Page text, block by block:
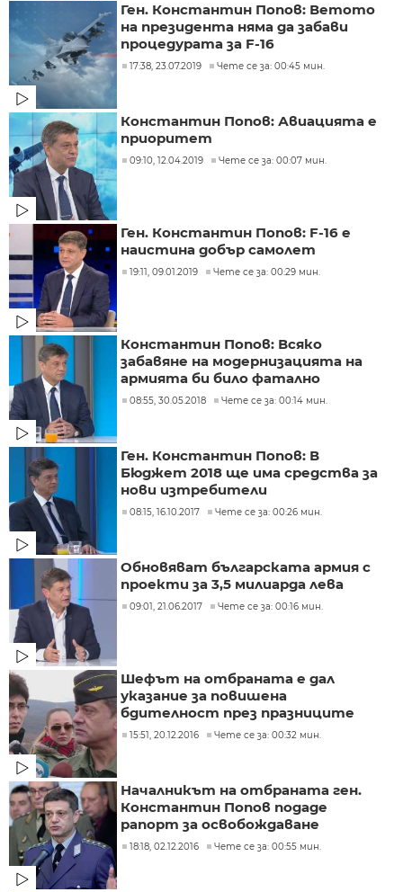
Ген. Константин Попов: Ветото
на президента няма да забави
процедурата за F-16
17:38, 23.07.2019 Чете се за: 00:45 мин.
Константин Попов: Авиацията е
приоритет
09:10, 12.04.2019 Чете се за: 00:07 мин.
Ген. Константин Попов: F-16 е
наистина добър самолет
19:11, 09.01.2019 Чете се за: 00:29 мин.
Константин Попов: Всяко
забавяне на модернизацията на
армията би било фатално
08:55, 30.05.2018 Чете се за: 00:14 мин.
Ген. Константин Попов: В
Бюджет 2018 ще има средства за
нови изтребители
08:15, 16.10.2017 Чете се за: 00:26 мин.
Обновяват българската армия с
проекти за 3,5 милиарда лева
09:01, 21.06.2017 Чете се за: 00:16 мин.
Шефът на отбраната е дал
указание за повишена
бдителност през празниците
15:51, 20.12.2016 Чете се за: 00:32 мин.
Началникът на отбраната ген.
Константин Попов подаде
рапорт за освобождаване
18:18, 02.12.2016 Чете се за: 00:55 мин.